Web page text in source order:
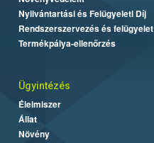
Nyilvántartási és Felügyeleti Díj
Rendszerszervezés és felügyelet
Termékpálya-ellenőrzés
Ügyintézés
Élelmiszer
Állat
Növény